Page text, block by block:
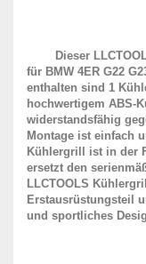
Dieser
für BMW 4ER G22
enthalten sind 1
hochwertigem ABS-
widerstandsfähig
Montage ist einfach
Kühlergrill ist in der
ersetzt den
LLCTOOLS
Erstausrüstungsteil
und sportliches